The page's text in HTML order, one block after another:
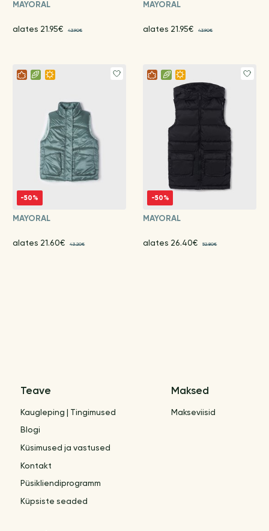
MAYORAL
alates 21.95€ 43.90€
MAYORAL
alates 21.95€ 43.90€
-50%
MAYORAL
alates 21.60€ 43.20€
-50%
MAYORAL
alates 26.40€ 52.80€
Teave
Kaugleping | Tingimused
Blogi
Küsimused ja vastused
Kontakt
Püsikliendiprogramm
Küpsiste seaded
Maksed
Makseviisid